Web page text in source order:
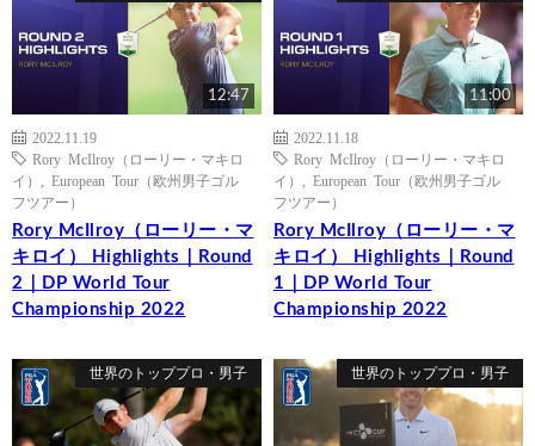
12:47
2022.11.19
Rory McIlroy（ローリー・マキロ
イ）
European Tour（欧州男子ゴル
フツアー）
Rory McIlroy（ローリー・マ
キロイ） Highlights｜Round
2｜DP World Tour
Championship 2022
11:00
2022.11.18
Rory McIlroy（ローリー・マキロ
イ）
European Tour（欧州男子ゴル
フツアー）
Rory McIlroy（ローリー・マ
キロイ） Highlights｜Round
1｜DP World Tour
Championship 2022
世界のトッププロ・男子 世界のトッププロ・男子